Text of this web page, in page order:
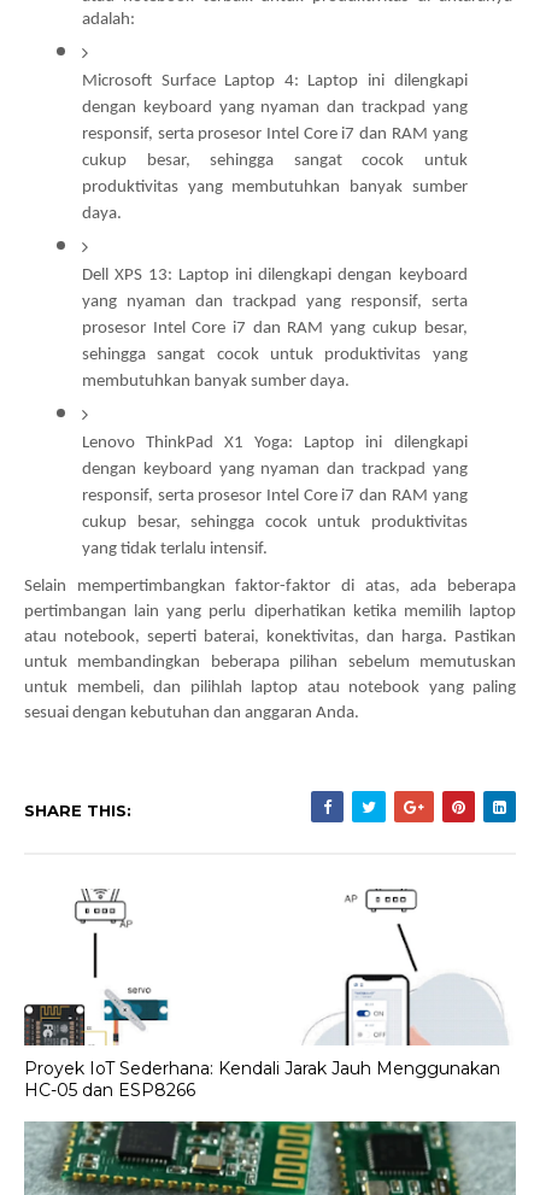
adalah:
Microsoft Surface Laptop 4: Laptop ini dilengkapi
dengan keyboard yang nyaman dan trackpad yang
responsif, serta prosesor Intel Core i7 dan RAM yang
cukup besar, sehingga sangat cocok untuk
produktivitas yang membutuhkan banyak sumber
daya.
Dell XPS 13: Laptop ini dilengkapi dengan keyboard
yang nyaman dan trackpad yang responsif, serta
prosesor Intel Core i7 dan RAM yang cukup besar,
sehingga sangat cocok untuk produktivitas yang
membutuhkan banyak sumber daya.
Lenovo ThinkPad X1 Yoga: Laptop ini dilengkapi
dengan keyboard yang nyaman dan trackpad yang
responsif, serta prosesor Intel Core i7 dan RAM yang
cukup besar, sehingga cocok untuk produktivitas
yang tidak terlalu intensif.
Selain mempertimbangkan faktor-faktor di atas, ada beberapa
pertimbangan lain yang perlu diperhatikan ketika memilih laptop
atau notebook, seperti baterai, konektivitas, dan harga. Pastikan
untuk membandingkan beberapa pilihan sebelum memutuskan
untuk membeli, dan pilihlah laptop atau notebook yang paling
sesuai dengan kebutuhan dan anggaran Anda.
SHARE THIS:
Proyek IoT Sederhana: Kendali Jarak Jauh Menggunakan
HC-05 dan ESP8266